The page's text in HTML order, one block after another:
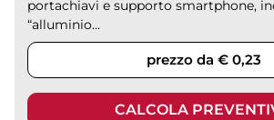
portachiavi e supporto smartphone,
“alluminio...
prezzo da € 0,23
CALCOLA